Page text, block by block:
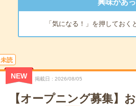
興味があ
「気になる！」を押しておく
未読
NEW 掲載日 2026/08/05
【オープニング募集】